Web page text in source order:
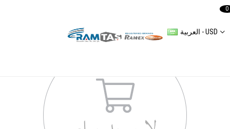
العربية - USD
0